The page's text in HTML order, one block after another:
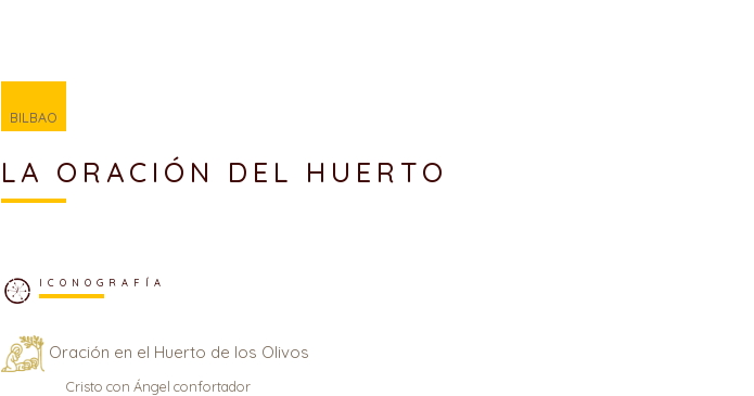
BILBAO
LA ORACIÓN DEL HUERTO
ICONOGRAFÍA
Oración en el Huerto de los Olivos
Cristo con Ángel confortador